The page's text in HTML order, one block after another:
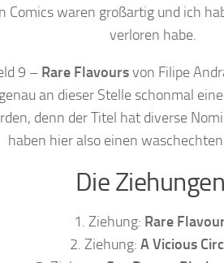
Comics waren großartig und ich
verloren habe.
9 – Rare Flavoursvon Filipe
an dieser Stelle schonmal
denn der Titel hat diverse
haben hier also einen
Die
1. Ziehung: Rare
2. Ziehung: A Vicious